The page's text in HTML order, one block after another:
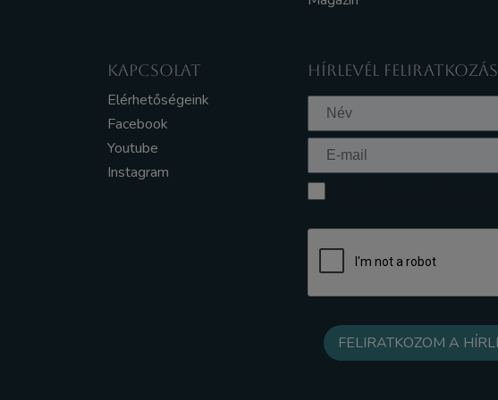
KAPCSOLAT
Elérhetőségeink
Facebook
Youtube
Instagram
HÍRLEVÉL FELIRATKOZÁS